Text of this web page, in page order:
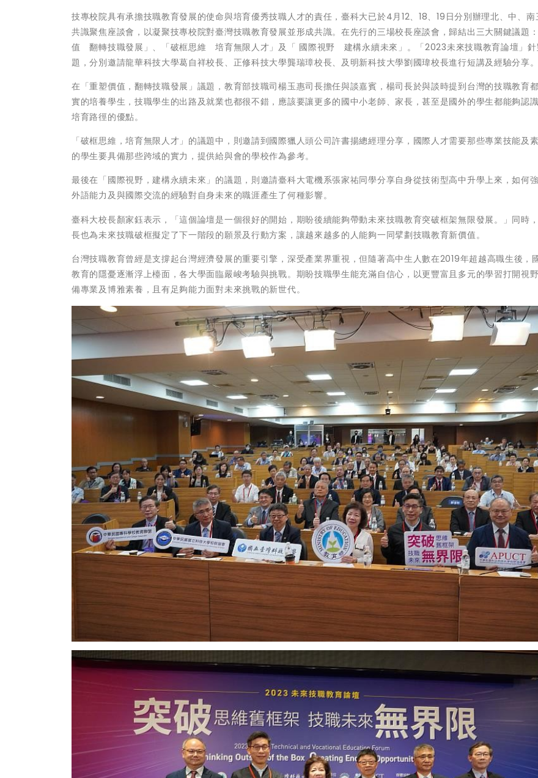
技專校院具有承擔技職教育發展的使命與培育優秀技職人才的責任，臺科大已於4月12、18、19日分別辦理北、中、南
共識聚焦座談會，以凝聚技專校院對臺灣技職教育發展並形成共識。在先行的三場校長座談會，歸結出三大關鍵議題
值 翻轉技職發展」、「破框思維 培育無限人才」及「 國際視野 建構永續未來」。「2023未來技職教育論壇」針
題，分別邀請龍華科技大學葛自祥校長、正修科技大學龔瑞璋校長、及明新科技大學劉國瑋校長進行短講及經驗分享。
在「重塑價值，翻轉技職發展」議題，教育部技職司楊玉惠司長擔任與談嘉賓，楊司長於與談時提到台灣的技職教育
實的培養學生，技職學生的出路及就業也都很不錯，應該要讓更多的國中小老師、家長，甚至是國外的學生都能夠認
培育路徑的優點。
「破框思維，培育無限人才」的議題中，則邀請到國際獵人頭公司許書揚總經理分享，國際人才需要那些專業技能及
的學生要具備那些跨域的實力，提供給與會的學校作為參考。
最後在「國際視野，建構永續未來」的議題，則邀請臺科大電機系張家祐同學分享自身從技術型高中升學上來，如何
外語能力及與國際交流的經驗對自身未來的職涯產生了何種影響。
臺科大校長顏家鈺表示，「這個論壇是一個很好的開始，期盼後續能夠帶動未來技職教育突破框架無限發展。」同時
長也為未來技職破框擬定了下一階段的願景及行動方案，讓越來越多的人能夠一同擘劃技職教育新價值。
台灣技職教育曾經是支撐起台灣經濟發展的重要引擎，深受產業界重視，但隨著高中生人數在2019年超越高職生後，
教育的隱憂逐漸浮上檯面，各大學面臨嚴峻考驗與挑戰。期盼技職學生能充滿自信心，以更豐富且多元的學習打開視
備專業及博雅素養，且有足夠能力面對未來挑戰的新世代。